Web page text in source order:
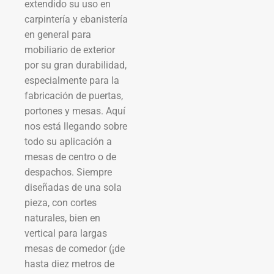
extendido su uso en
carpintería y ebanistería
en general para
mobiliario de exterior
por su gran durabilidad,
especialmente para la
fabricación de puertas,
portones y mesas. Aquí
nos está llegando sobre
todo su aplicación a
mesas de centro o de
despachos. Siempre
diseñadas de una sola
pieza, con cortes
naturales, bien en
vertical para largas
mesas de comedor (¡de
hasta diez metros de